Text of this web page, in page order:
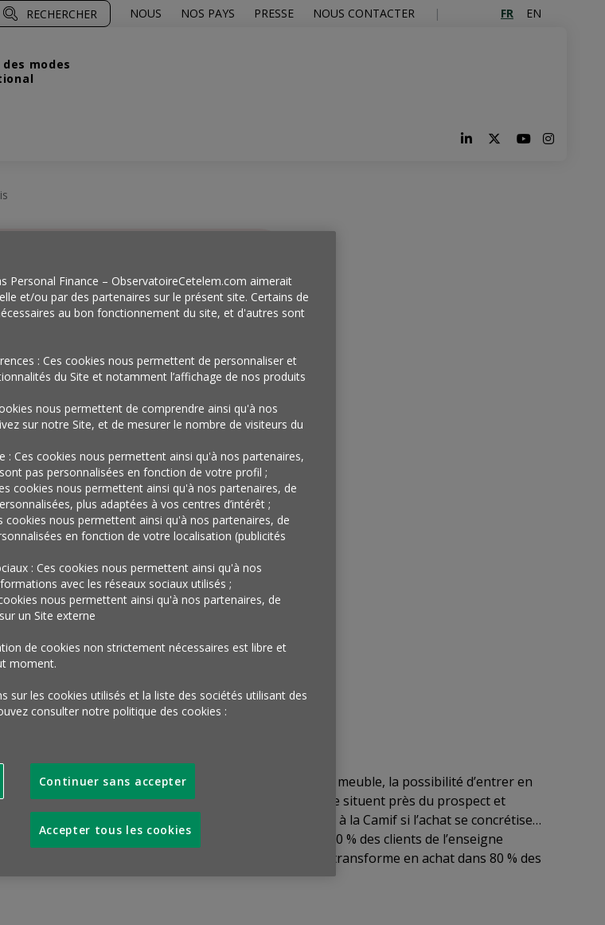
RECHERCHER NOUS NOS PAYS PRESSE NOUS CONTACTER FR EN
modes
la
invite
chez ses
acquis
propose à ses clients qui hésiteraient avant d’acheter un meuble, la possibilité d’entrer en
l’essayer… Son service client localise ses clients qui se situent près du prospect et
par un bon d’achat de 40 euros à dépenser à la Camif si l’achat se concrétise…
par cette opération. Depuis le début de l’opération, 80 % des clients de l’enseigne
par téléphone suffit. Et quand la visite a lieu, elle se transforme en achat dans 80 % des
Personal Finance – ObservatoireCetelem.com aimerait
et/ou par des partenaires sur le présent site. Certains de
au bon fonctionnement du site, et d'autres sont
: Ces cookies nous permettent de personnaliser et
du Site et notamment l’affichage de nos produits
nous permettent de comprendre ainsi qu'à nos
sur notre Site, et de mesurer le nombre de visiteurs du
: Ces cookies nous permettent ainsi qu'à nos partenaires,
pas personnalisées en fonction de votre profil ;
cookies nous permettent ainsi qu'à nos partenaires, de
plus adaptées à vos centres d’intérêt ;
cookies nous permettent ainsi qu'à nos partenaires, de
en fonction de votre localisation (publicités
: Ces cookies nous permettent ainsi qu'à nos
avec les réseaux sociaux utilisés ;
nous permettent ainsi qu'à nos partenaires, de
un Site externe
de cookies non strictement nécessaires est libre et
moment.
sur les cookies utilisés et la liste des sociétés utilisant des
consulter notre politique des cookies :
Continuer sans accepter
Accepter tous les cookies